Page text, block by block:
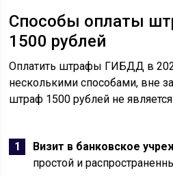
Способы оплаты
1500 рублей
Оплатить штрафы ГИБДД в
несколькими способами, вне
штраф 1500 рублей не
Визит в банковское
простой и